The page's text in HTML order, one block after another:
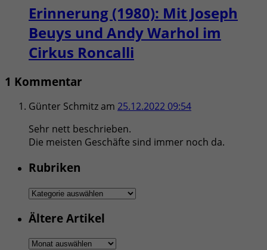
Erinnerung (1980): Mit Joseph
Beuys und Andy Warhol im
Cirkus Roncalli
1 Kommentar
Günter Schmitzam 25.12.2022 09:54
Sehr nett beschrieben.
Die meisten Geschäfte sind immer noch da.
Rubriken
Rubriken
Ältere Artikel
Ältere